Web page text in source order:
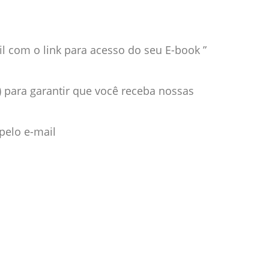
o link para acesso do seu E-book ”
garantir que você receba nossas
e-mail